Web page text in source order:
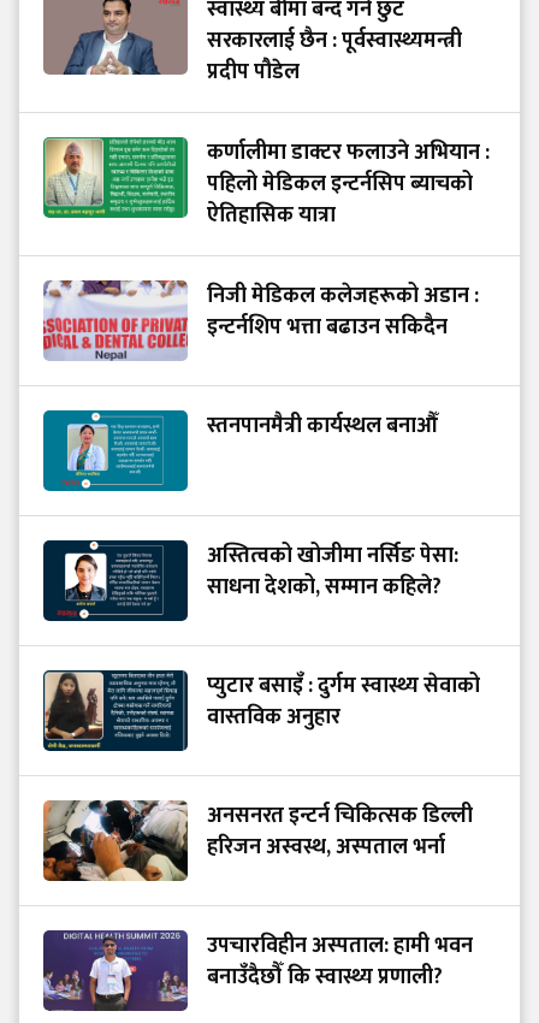
स्वास्थ्य बीमा बन्द गर्ने छुट
सरकारलाई छैन : पूर्वस्वास्थ्यमन्त्री
प्रदीप पौडेल
कर्णालीमा डाक्टर फलाउने अभियान :
पहिलो मेडिकल इन्टर्नसिप ब्याचको
ऐतिहासिक यात्रा
निजी मेडिकल कलेजहरूको अडान :
इन्टर्नशिप भत्ता बढाउन सकिदैन
स्तनपानमैत्री कार्यस्थल बनाऔँ
अस्तित्वको खोजीमा नर्सिङ पेसा:
साधना देशको, सम्मान कहिले?
प्युटार बसाइँ : दुर्गम स्वास्थ्य सेवाको
वास्तविक अनुहार
अनसनरत इन्टर्न चिकित्सक डिल्ली
हरिजन अस्वस्थ, अस्पताल भर्ना
उपचारविहीन अस्पताल: हामी भवन
बनाउँदैछौँ कि स्वास्थ्य प्रणाली?